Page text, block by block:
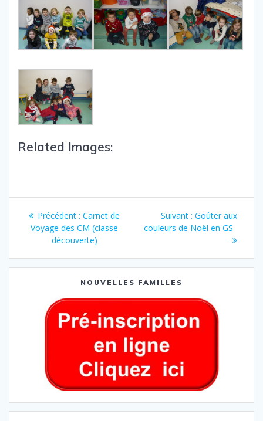
Related Images:
Précédent : Carnet de
Voyage des CM (classe
découverte)
Suivant : Goûter aux
couleurs de Noël en GS
NOUVELLES FAMILLES